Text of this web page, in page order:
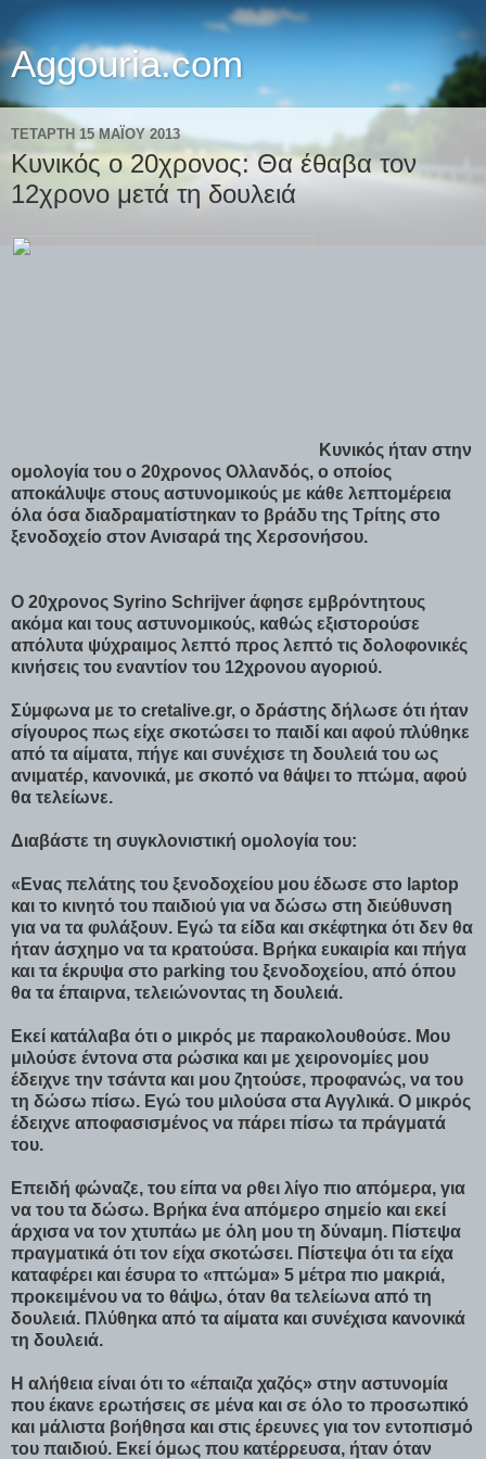
Aggouria.com
ΤΕΤΆΡΤΗ 15 ΜΑΪ́ΟΥ 2013
Κυνικός ο 20χρονος: Θα έθαβα τον
12χρονο μετά τη δουλειά
Κυνικός ήταν στην
ομολογία του ο 20χρονος Ολλανδός, ο οποίος
αποκάλυψε στους αστυνομικούς με κάθε λεπτομέρεια
όλα όσα διαδραματίστηκαν το βράδυ της Τρίτης στο
ξενοδοχείο στον Ανισαρά της Χερσονήσου.
Ο 20χρονος Syrino Schrijver άφησε εμβρόντητους
ακόμα και τους αστυνομικούς, καθώς εξιστορούσε
απόλυτα ψύχραιμος λεπτό προς λεπτό τις δολοφονικές
κινήσεις του εναντίον του 12χρονου αγοριού.
Σύμφωνα με το cretalive.gr, ο δράστης δήλωσε ότι ήταν
σίγουρος πως είχε σκοτώσει το παιδί και αφού πλύθηκε
από τα αίματα, πήγε και συνέχισε τη δουλειά του ως
ανιματέρ, κανονικά, με σκοπό να θάψει το πτώμα, αφού
θα τελείωνε.
Διαβάστε τη συγκλονιστική ομολογία του:
«Ενας πελάτης του ξενοδοχείου μου έδωσε στο laptop
και το κινητό του παιδιού για να δώσω στη διεύθυνση
για να τα φυλάξουν. Εγώ τα είδα και σκέφτηκα ότι δεν θα
ήταν άσχημο να τα κρατούσα. Βρήκα ευκαιρία και πήγα
και τα έκρυψα στο parking του ξενοδοχείου, από όπου
θα τα έπαιρνα, τελειώνοντας τη δουλειά.
Εκεί κατάλαβα ότι ο μικρός με παρακολουθούσε. Μου
μιλούσε έντονα στα ρώσικα και με χειρονομίες μου
έδειχνε την τσάντα και μου ζητούσε, προφανώς, να του
τη δώσω πίσω. Εγώ του μιλούσα στα Αγγλικά. Ο μικρός
έδειχνε αποφασισμένος να πάρει πίσω τα πράγματά
του.
Επειδή φώναζε, του είπα να ρθει λίγο πιο απόμερα, για
να του τα δώσω. Βρήκα ένα απόμερο σημείο και εκεί
άρχισα να τον χτυπάω με όλη μου τη δύναμη. Πίστεψα
πραγματικά ότι τον είχα σκοτώσει. Πίστεψα ότι τα είχα
καταφέρει και έσυρα το «πτώμα» 5 μέτρα πιο μακριά,
προκειμένου να το θάψω, όταν θα τελείωνα από τη
δουλειά. Πλύθηκα από τα αίματα και συνέχισα κανονικά
τη δουλειά.
Η αλήθεια είναι ότι το «έπαιζα χαζός» στην αστυνομία
που έκανε ερωτήσεις σε μένα και σε όλο το προσωπικό
και μάλιστα βοήθησα και στις έρευνες για τον εντοπισμό
του παιδιού. Εκεί όμως που κατέρρευσα, ήταν όταν